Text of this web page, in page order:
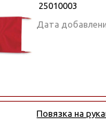
25010003
Дата
Повязка на